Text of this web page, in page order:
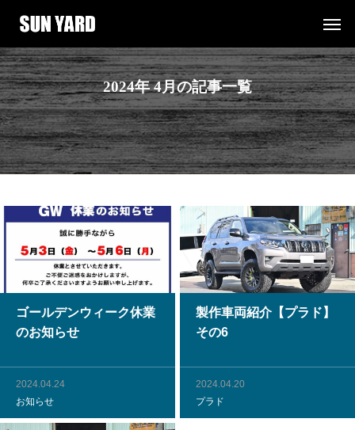
2024年 4月の記事一覧
ゴールデンウィーク休業
のお知らせ
2024.04.24
お知らせ
製作車両紹介【プラド】
その6
2024.04.20
プラド